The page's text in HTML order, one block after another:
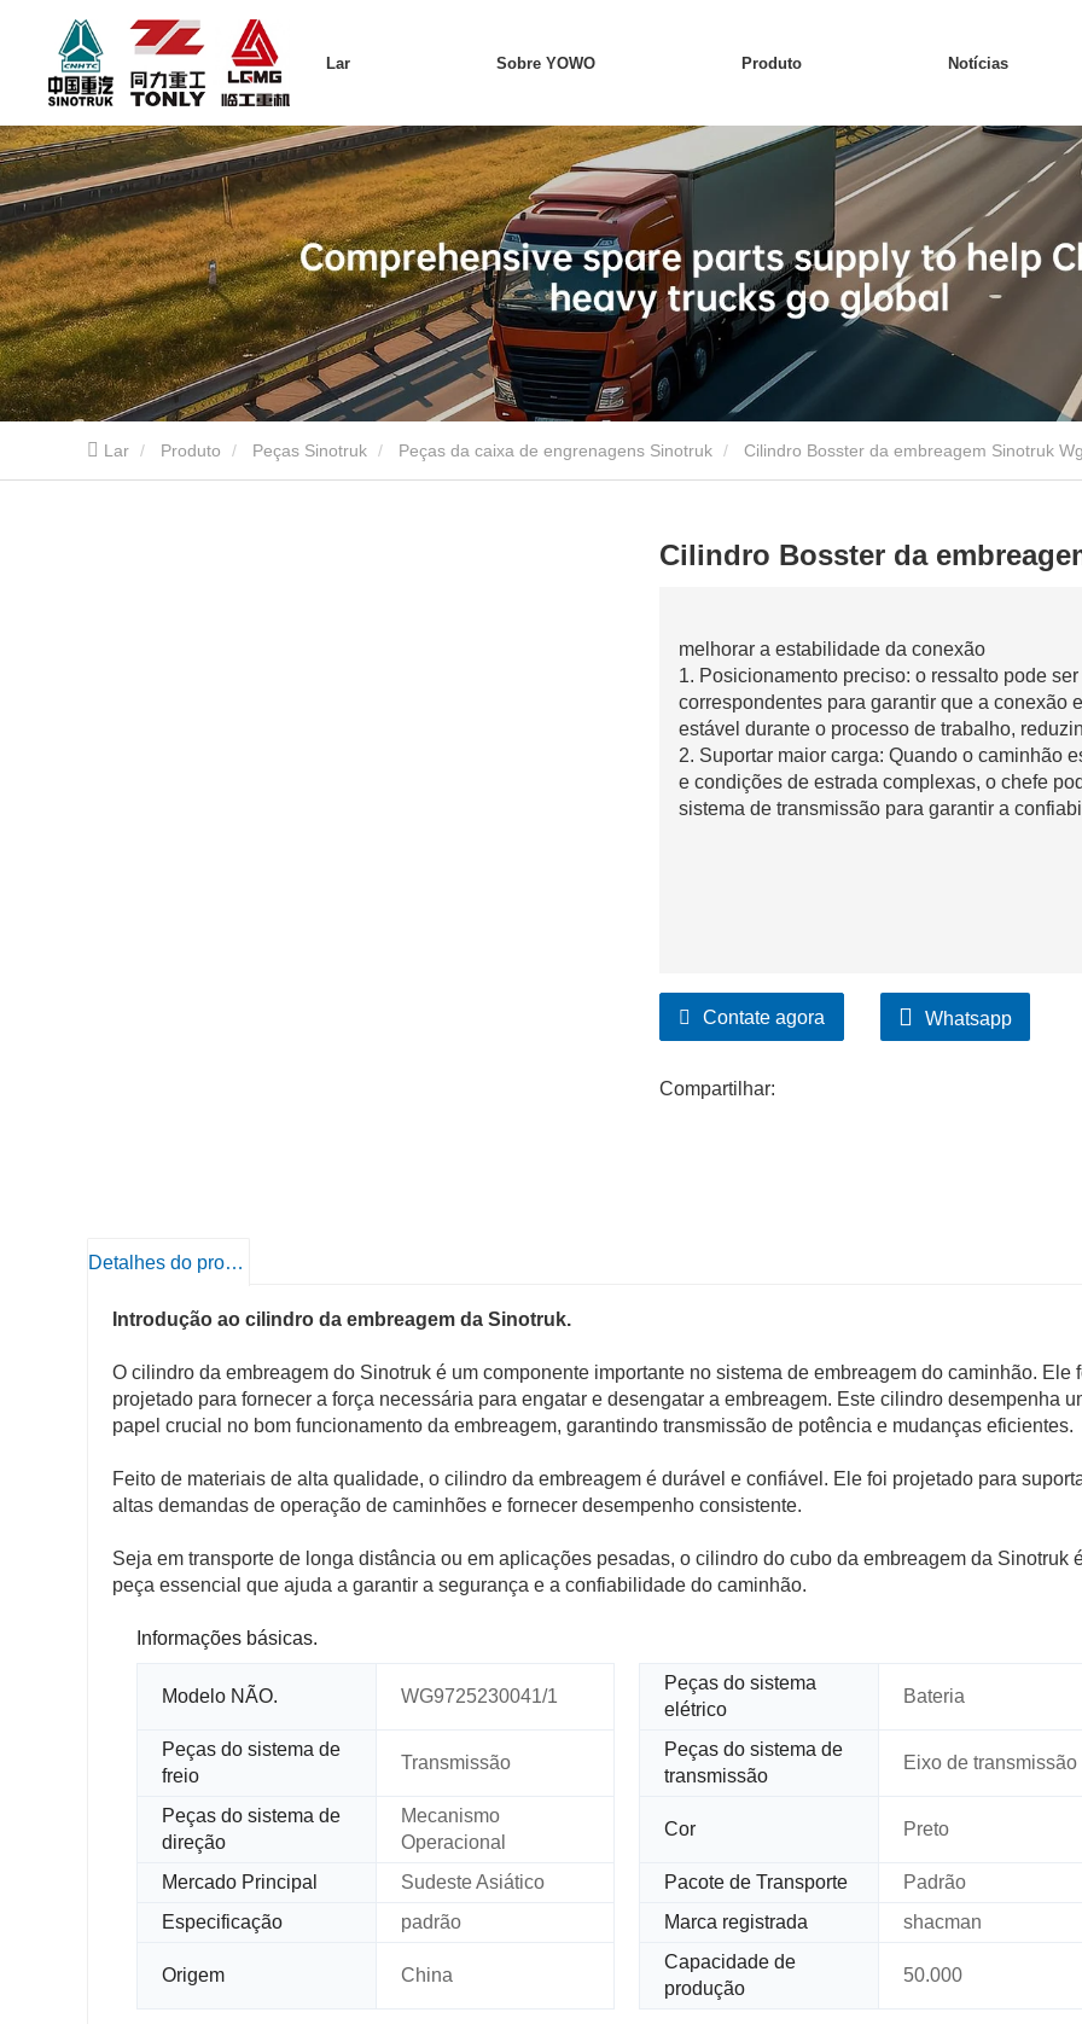
Lar Sobre YOWO Produto Notícias
Lar Produto Peças Sinotruk Peças da caixa de engrenagens Sinotruk Cilindro Bosster da embreagem Sinotruk
Cilindro Bosster da
melhorar a estabilidade da conexão
1. Posicionamento preciso: o ressalto pode
correspondentes para garantir que a conexão
estável durante o processo de trabalho,
2. Suportar maior carga: Quando o caminhão
e condições de estrada complexas, o chefe
sistema de transmissão para garantir a
Contate agora Whatsapp
Compartilhar:
Detalhes do produto
Introdução ao cilindro da embreagem da Sinotruk.
O cilindro da embreagem do Sinotruk é um componente importante no sistema de embreagem do caminhão. Ele
projetado para fornecer a força necessária para engatar e desengatar a embreagem. Este cilindro desempenha
papel crucial no bom funcionamento da embreagem, garantindo transmissão de potência e mudanças eficientes.
Feito de materiais de alta qualidade, o cilindro da embreagem é durável e confiável. Ele foi projetado para
altas demandas de operação de caminhões e fornecer desempenho consistente.
Seja em transporte de longa distância ou em aplicações pesadas, o cilindro do cubo da embreagem da Sinotruk
peça essencial que ajuda a garantir a segurança e a confiabilidade do caminhão.
Informações básicas.
Modelo NÃO. WG9725230041/1
Peças do sistema
elétrico
Bateria
Peças do sistema de
freio
Transmissão
Peças do sistema de
transmissão
Eixo de transmissão
Peças do sistema de
direção
Mecanismo
Operacional
Cor Preto
Mercado Principal Sudeste Asiático Pacote de Transporte
Padrão
Especificação
padrão Marca registrada shacman
Origem China
Capacidade de
produção
50.000